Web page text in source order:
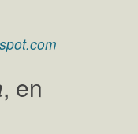
, en